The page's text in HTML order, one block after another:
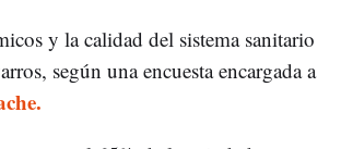
y la calidad del sistema sanitario
según una encuesta encargada a